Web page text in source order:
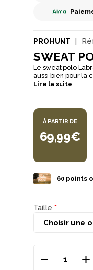
PROHUNT
SWEAT
Le sweat polo
aussi bien pour la
classique et
Lire la suite
À PARTIR DE
69,99€
60 points
Taille